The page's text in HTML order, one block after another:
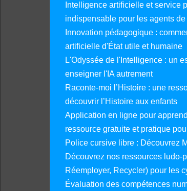
Intelligence artificielle et service
indispensable pour les agents de
Innovation pédagogique :
artificielle d'État utile et humaine
L'Odyssée de l'Intelligence : un
enseigner l'IA autrement
Raconte-moi l’Histoire : une
découvrir l’Histoire aux enfants
Application en ligne pour
ressource gratuite et pratique
Police cursive libre : Découvrez
Découvrez nos ressources
Réemployer, Recycler) pour les
Évaluation des compétences